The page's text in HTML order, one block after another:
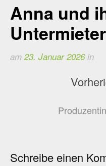
Anna und
am 23. Januar 2026in
Schreibe einen